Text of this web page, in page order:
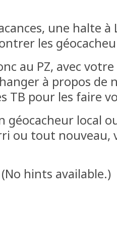
une halte à
les
au PZ, avec
à propos de
TB pour les faire
géocacheur local
ou tout nouveau,
(No hints available.)